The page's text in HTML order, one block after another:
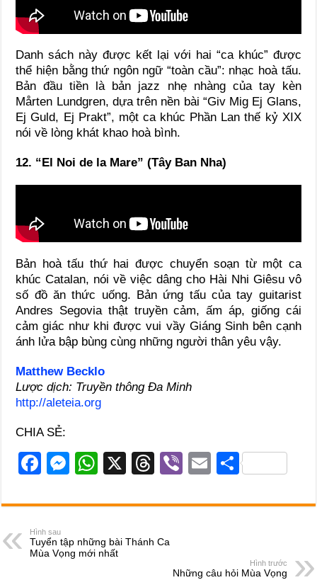
Danh sách này được kết lại với hai “ca khúc” được
thể hiện bằng thứ ngôn ngữ “toàn cầu”: nhạc hoà tấu.
Bản đầu tiền là bản jazz nhẹ nhàng của tay kèn
Mårten Lundgren, dựa trên nền bài “Giv Mig Ej Glans,
Ej Guld, Ej Prakt”, một ca khúc Phần Lan thế kỷ XIX
nói về lòng khát khao hoà bình.
12. “El Noi de la Mare” (Tây Ban Nha)
Bản hoà tấu thứ hai được chuyển soạn từ một ca
khúc Catalan, nói về việc dâng cho Hài Nhi Giêsu vô
số đồ ăn thức uống. Bản ứng tấu của tay guitarist
Andres Segovia thật truyền cảm, ấm áp, giống cái
cảm giác như khi được vui vầy Giáng Sinh bên cạnh
ánh lửa bập bùng cùng những người thân yêu vậy.
Matthew Becklo
Lược dịch: Truyền thông Đa Minh
http://aleteia.org
CHIA SẺ:
F
c
e
b
M
ss
n
W
at
A
X
T
e
d
Vi
er
E
ail
S
ar
Hình sau
Tuyển tập những bài Thánh Ca
Mùa Vọng mới nhất
Hình trước
Những câu hỏi Mùa Vọng